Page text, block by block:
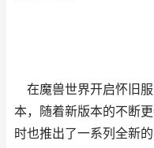
在魔兽世界开启怀旧服
本，随着新版本的不断
时也推出了一系列全新